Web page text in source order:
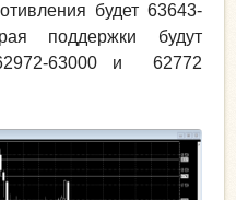
будет 63643-
поддержки будут
63000 и 62772